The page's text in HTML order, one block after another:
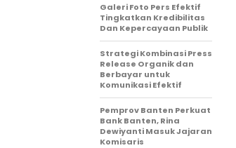
Galeri Foto Pers Efektif
Tingkatkan Kredibilitas
Dan Kepercayaan Publik
Strategi Kombinasi Press
Release Organik dan
Berbayar untuk
Komunikasi Efektif
Pemprov Banten Perkuat
Bank Banten, Rina
Dewiyanti Masuk Jajaran
Komisaris